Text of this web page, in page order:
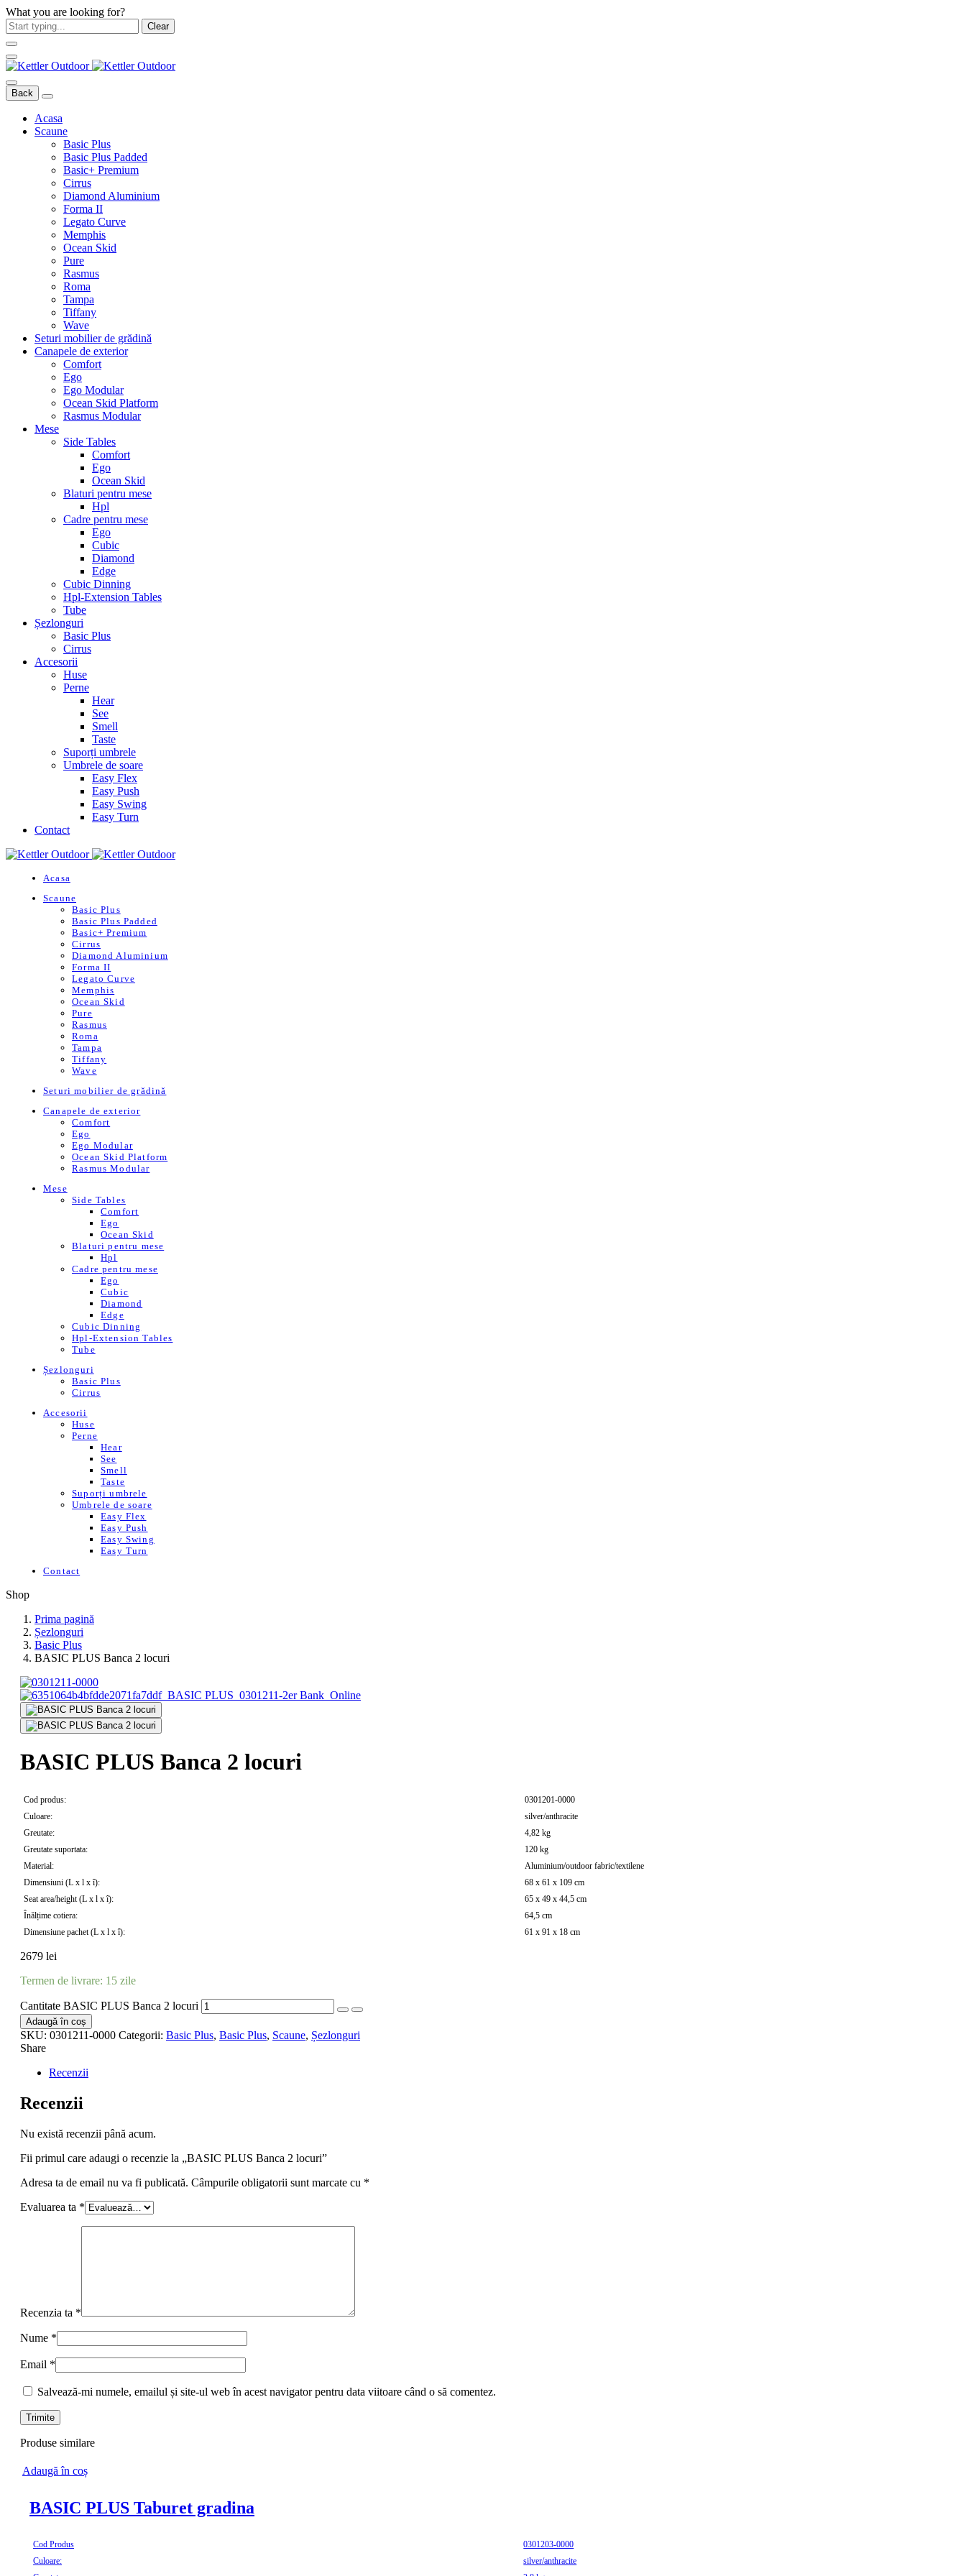
What you are looking for?
Clear
Back
Acasa
Scaune
Basic Plus
Basic Plus Padded
Basic+ Premium
Cirrus
Diamond Aluminium
Forma II
Legato Curve
Memphis
Ocean Skid
Pure
Rasmus
Roma
Tampa
Tiffany
Wave
Seturi mobilier de grădină
Canapele de exterior
Comfort
Ego
Ego Modular
Ocean Skid Platform
Rasmus Modular
Mese
Side Tables
Comfort
Ego
Ocean Skid
Blaturi pentru mese
Hpl
Cadre pentru mese
Ego
Cubic
Diamond
Edge
Cubic Dinning
Hpl-Extension Tables
Tube
Șezlonguri
Basic Plus
Cirrus
Accesorii
Huse
Perne
Hear
See
Smell
Taste
Suporți umbrele
Umbrele de soare
Easy Flex
Easy Push
Easy Swing
Easy Turn
Contact
Acasa
Scaune
Basic Plus
Basic Plus Padded
Basic+ Premium
Cirrus
Diamond Aluminium
Forma II
Legato Curve
Memphis
Ocean Skid
Pure
Rasmus
Roma
Tampa
Tiffany
Wave
Seturi mobilier de grădină
Canapele de exterior
Comfort
Ego
Ego Modular
Ocean Skid Platform
Rasmus Modular
Mese
Side Tables
Comfort
Ego
Ocean Skid
Blaturi pentru mese
Hpl
Cadre pentru mese
Ego
Cubic
Diamond
Edge
Cubic Dinning
Hpl-Extension Tables
Tube
Șezlonguri
Basic Plus
Cirrus
Accesorii
Huse
Perne
Hear
See
Smell
Taste
Suporți umbrele
Umbrele de soare
Easy Flex
Easy Push
Easy Swing
Easy Turn
Contact
Shop
Prima pagină
Șezlonguri
Basic Plus
BASIC PLUS Banca 2 locuri
BASIC PLUS Banca 2 locuri
Cod produs:
0301201-0000
Culoare:
silver/anthracite
Greutate:
4,82 kg
Greutate suportata:
120 kg
Material:
Aluminium/outdoor fabric/textilene
Dimensiuni (L x l x î):
68 x 61 x 109 cm
Seat area/height (L x l x î):
65 x 49 x 44,5 cm
Înălțime cotiera:
64,5 cm
Dimensiune pachet (L x l x î):
61 x 91 x 18 cm
2679 lei
Termen de livrare: 15 zile
Cantitate BASIC PLUS Banca 2 locuri
Adaugă în coș
SKU: 0301211-0000 Categorii: Basic Plus, Basic Plus, Scaune, Șezlonguri
Share
Recenzii
Recenzii
Nu există recenzii până acum.
Fii primul care adaugi o recenzie la „BASIC PLUS Banca 2 locuri”
Adresa ta de email nu va fi publicată. Câmpurile obligatorii sunt marcate cu *
Evaluarea ta *
Recenzia ta *
Nume *
Email *
Salvează-mi numele, emailul și site-ul web în acest navigator pentru data viitoare când o să comentez.
Produse similare
Adaugă în coș
BASIC PLUS Taburet gradina
Cod Produs
0301203-0000
Culoare:
silver/anthracite